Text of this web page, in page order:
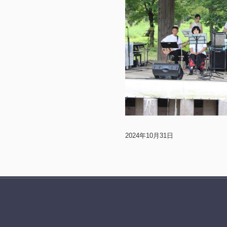
2024年10月31日